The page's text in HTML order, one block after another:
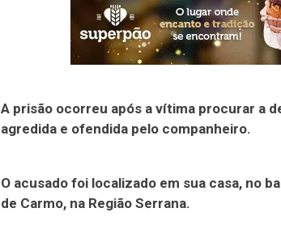
A prisão ocorreu após a vítima procurar a
agredida e ofendida pelo companheiro.
O acusado foi localizado em sua casa, no
de Carmo, na Região Serrana.